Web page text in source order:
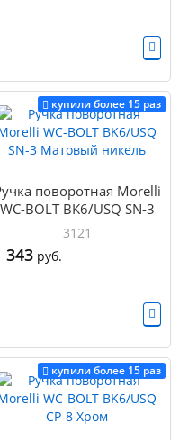
купили более 15 раз
поворотная Morelli
WC-BOLT BK6/USQ SN-3
Матовый никель
3121
343 руб.
купили более 15 раз